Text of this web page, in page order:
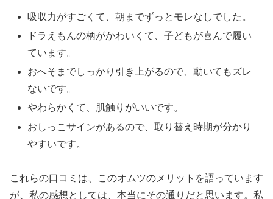
吸収力がすごくて、朝までずっとモレなしでした。
ドラえもんの柄がかわいくて、子どもが喜んで履い
ています。
おへそまでしっかり引き上がるので、動いてもズレ
ないです。
やわらかくて、肌触りがいいです。
おしっこサインがあるので、取り替え時期が分かり
やすいです。
これらの口コミは、このオムツのメリットを語っています
が、私の感想としては、本当にその通りだと思います。私